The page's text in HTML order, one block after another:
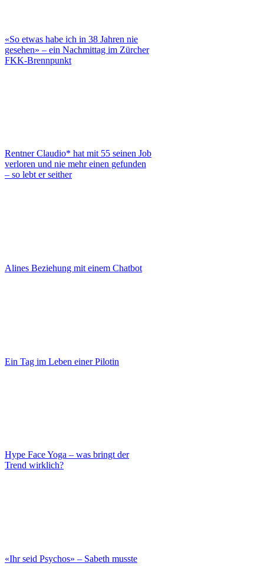
«So etwas habe ich in 38 Jahren nie
gesehen» – ein Nachmittag im Zürcher
FKK-Brennpunkt
Rentner Claudio* hat mit 55 seinen Job
verloren und nie mehr einen gefunden
– so lebt er seither
Alines Beziehung mit einem Chatbot
Ein Tag im Leben einer Pilotin
Hype Face Yoga – was bringt der
Trend wirklich?
«Ihr seid Psychos» – Sabeth musste